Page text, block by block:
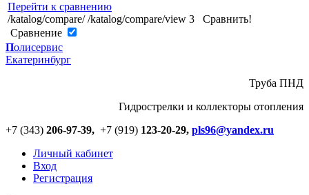
Перейти к сравнению
/katalog/compare/ /katalog/compare/view 3
Сравнить!
Cравнение
Полисервис
Екатеринбург
Труба ПНД
Гидрострелки и коллекторы отопления
+7 (343) 206-97-39, +7 (919) 123-20-29, pls96@yandex.ru
Личный кабинет
Вход
Регистрация